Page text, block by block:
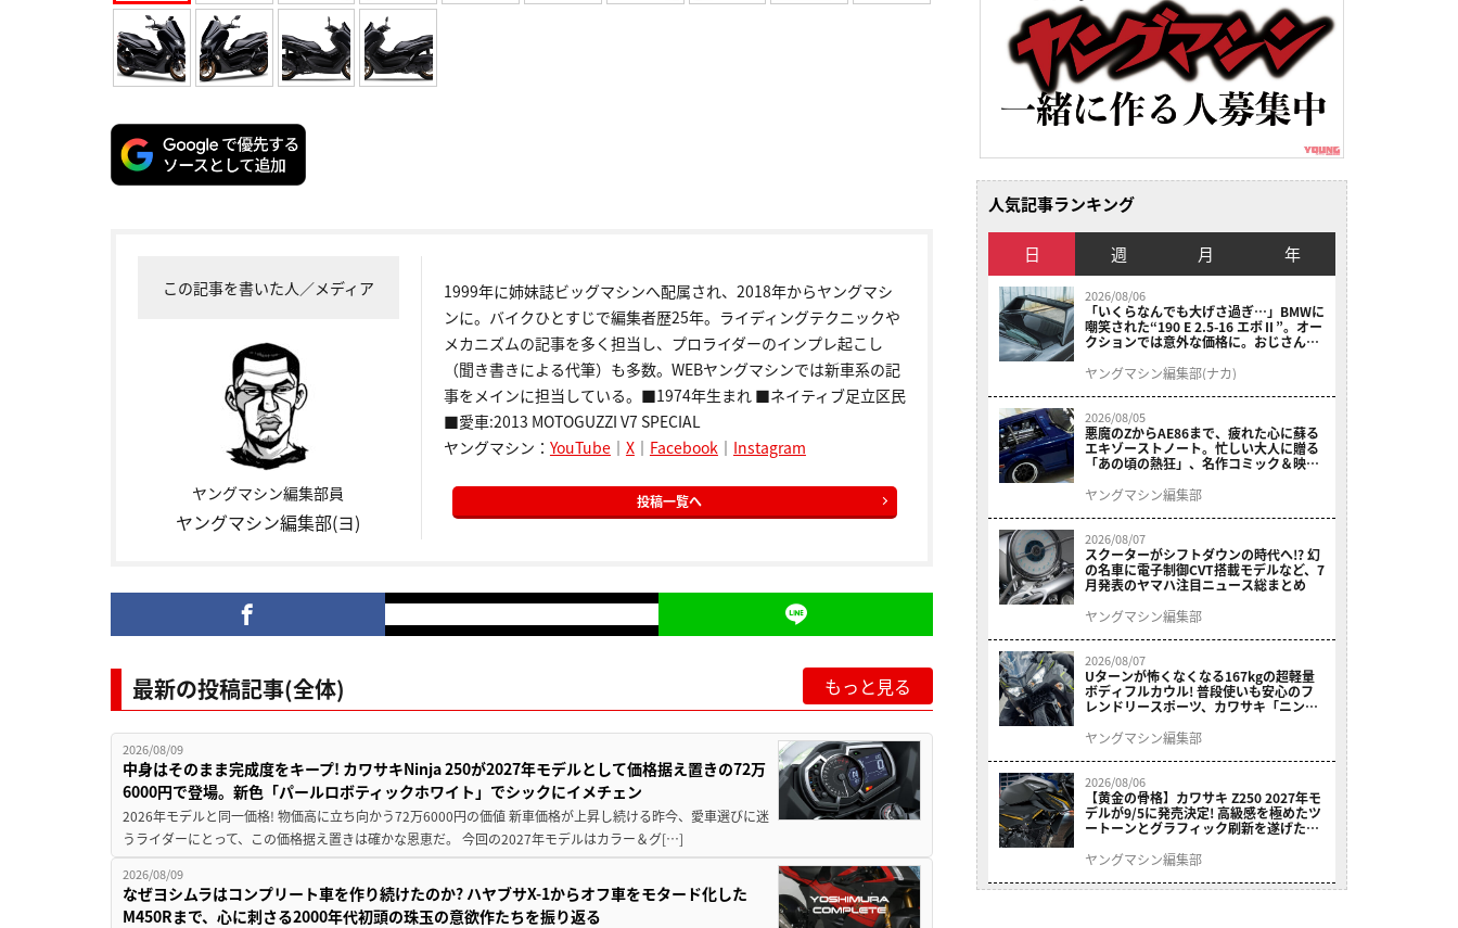
この記事を書いた人／メディア
ヤングマシン編集部員
ヤングマシン編集部(ヨ)
1999年に姉妹誌ビッグマシンへ配属され、2018年からヤングマシ
ンに。バイクひとすじで編集者歴25年。ライディングテクニックや
メカニズムの記事を多く担当し、プロライダーのインプレ起こし
（聞き書きによる代筆）も多数。WEBヤングマシンでは新車系の記
事をメインに担当している。■1974年生まれ ■ネイティブ足立区民
■愛車:2013 MOTOGUZZI V7 SPECIAL
ヤングマシン： YouTube｜ X｜ Facebook ｜ Instagram
投稿一覧へ
最新の投稿記事(全体) もっと見る
2026/08/09
中身はそのまま完成度をキープ! カワサキNinja 250が2027年モデルとして価格据え置きの72万
6000円で登場。新色「パールロボティックホワイト」でシックにイメチェン
2026年モデルと同一価格! 物価高に立ち向かう72万6000円の価値 新車価格が上昇し続ける昨今、愛車選びに迷
うライダーにとって、この価格据え置きは確かな恩恵だ。 今回の2027年モデルはカラー＆グ[…]
2026/08/09
なぜヨシムラはコンプリート車を作り続けたのか? ハヤブサX-1からオフ車をモタード化した
M450Rまで、心に刺さる2000年代初頭の珠玉の意欲作たちを振り返る
人気記事ランキング
日 週 月 年
2026/08/06
「いくらなんでも大げさ過ぎ…」BMWに
嘲笑された“190 E 2.5-16 エボⅡ”。オー
クションでは意外な価格に。おじさん達
ヤングマシン編集部(ナカ)
2026/08/05
悪魔のZからAE86まで、疲れた心に蘇る
エキゾーストノート。忙しい大人に贈る
「あの頃の熱狂」、名作コミック＆映画
結！
ヤングマシン編集部
2026/08/07
スクーターがシフトダウンの時代へ!? 幻
の名車に電子制御CVT搭載モデルなど、7
月発表のヤマハ注目ニュース総まとめ
ヤングマシン編集部
2026/08/07
Uターンが怖くなくなる167kgの超軽量
ボディフルカウル! 普段使いも安心のフ
レンドリースポーツ、カワサキ「ニンジ
9/5発売
ヤングマシン編集部
2026/08/06
【黄金の骨格】カワサキ Z250 2027年モ
デルが9/5に発売決定! 高級感を極めたツ
ートーンとグラフィック刷新を遂げた本
ヤングマシン編集部